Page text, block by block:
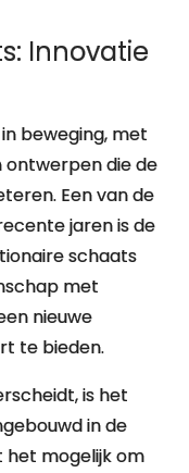
Innovatie
beweging, met
ontwerpen die de
Een van de
jaren is de
schaats
met
​​nieuwe
te bieden.
is het
in de
het mogelijk om